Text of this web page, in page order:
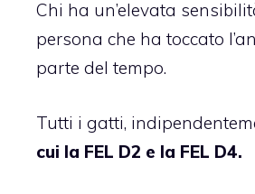
Chi ha un’elevata
persona che ha toccato
parte del tempo.
Tutti i gatti,
cui la FEL D2 e la FEL D4.